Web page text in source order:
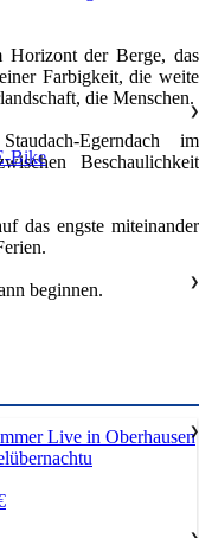
Horizont der Berge, das
Farbigkeit, die weite
die Menschen.
Egerndach im
Beschaulichkeit
das engste miteinander
beginnen.
Live in Oberhausen
❯
Bike
❯
❯